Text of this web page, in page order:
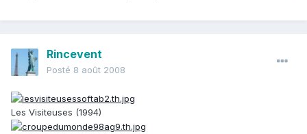
Rincevent
Posté 8 août 2008
Les Visiteuses (1994)